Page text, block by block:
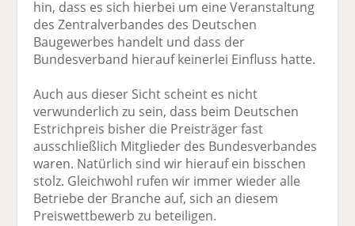
hin, dass es sich hierbei um eine Veranstaltung
des Zentralverbandes des Deutschen
Baugewerbes handelt und dass der
Bundesverband hierauf keinerlei Einfluss hatte.
Auch aus dieser Sicht scheint es nicht
verwunderlich zu sein, dass beim Deutschen
Estrichpreis bisher die Preisträger fast
ausschließlich Mitglieder des Bundesverbandes
waren. Natürlich sind wir hierauf ein bisschen
stolz. Gleichwohl rufen wir immer wieder alle
Betriebe der Branche auf, sich an diesem
Preiswettbewerb zu beteiligen.